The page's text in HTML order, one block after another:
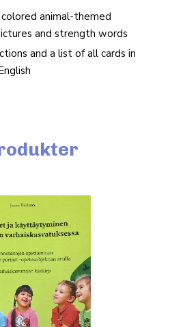
animal-themed
and strength words
and a list of all cards in